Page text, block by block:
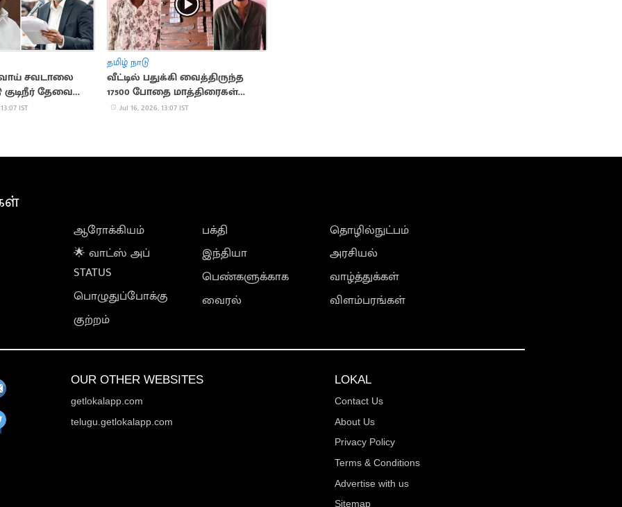
வாய் சவடாலை
குடிநீர் தேவையை
IST
தமிழ் நாடு
வீட்டில் பதுக்கி வைத்திருந்த
17500 போதை மாத்திரைகள்
பறிமுதல்
Jul 16, 2026, 13:07 IST
ஆரோக்கியம்
🌟 வாட்ஸ் அப்
STATUS
பொழுதுப்போக்கு
குற்றம்
பக்தி
இந்தியா
பெண்களுக்காக
வைரல்
தொழில்நுட்பம்
அரசியல்
வாழ்த்துக்கள்
விளம்பரங்கள்
OUR OTHER WEBSITES
getlokalapp.com
telugu.getlokalapp.com
LOKAL
Contact Us
About Us
Privacy Policy
Terms & Conditions
Advertise with us
Sitemap